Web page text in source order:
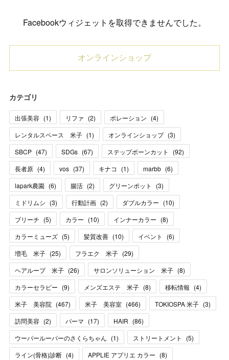
Facebookウィジェットを取得できませんでした。
オンラインショップ
カテゴリ
出張美容 (1) リファ (2) ポレーション (4)
レンタルスペース 米子 (1) オンラインショップ (3)
SBCP (47) SDGs (67) ステップボーンカット (92)
長者原 (4) vos (37) キナコ (1) marbb (6)
lapark農園 (6) 腸活 (2) グリーンポット (3)
ミドリムシ (3) 行動計画 (2) ダブルカラー (10)
ブリーチ (5) カラー (10) インナーカラー (8)
カラーミューズ (5) 髪質改善 (10) イベント (6)
増毛 米子 (25) フラエク 米子 (29)
ヘアループ 米子 (26) サロンソリューション 米子 (8)
カラーセラピー (9) メンズエステ 米子 (8) 移転情報 (4)
米子 美容院 (467) 米子 美容室 (466) TOKIOSPA 米子 (3)
訪問美容 (2) パーマ (17) HAIR (86)
ウーパールーパーのさくらちゃん (1) ストリートメント (5)
ライン(骨格)診断 (4) APPLIE アプリエ カラー (8)